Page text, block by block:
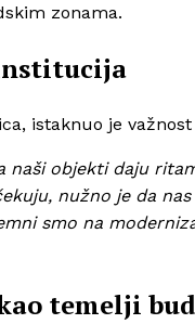
zonama.
istaknuo je
naši objekti daju
nužno je da
smo na
temelji